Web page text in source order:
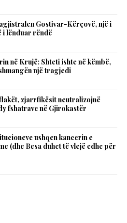
Gostivar-Kërçovë, një i
i lënduar rëndë
në Krujë: Shteti ishte në këmbë,
një tragjedi
zjarrfikësit neutralizojnë
fshatrave në Gjirokastër
ushqen kancerin e
(dhe Besa duhet të vlejë edhe për